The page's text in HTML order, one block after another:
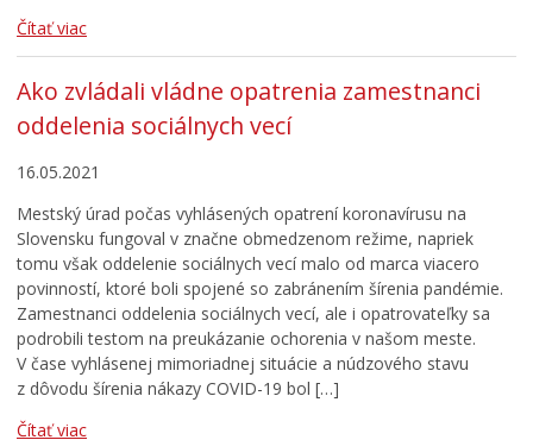
Čítať viac
Ako zvládali vládne opatrenia zamestnanci
oddelenia sociálnych vecí
16.05.2021
Mestský úrad počas vyhlásených opatrení koronavírusu na
Slovensku fungoval v značne obmedzenom režime, napriek
tomu však oddelenie sociálnych vecí malo od marca viacero
povinností, ktoré boli spojené so zabránením šírenia pandémie.
Zamestnanci oddelenia sociálnych vecí, ale i opatrovateľky sa
podrobili testom na preukázanie ochorenia v našom meste.
V čase vyhlásenej mimoriadnej situácie a núdzového stavu
z dôvodu šírenia nákazy COVID-19 bol […]
Čítať viac